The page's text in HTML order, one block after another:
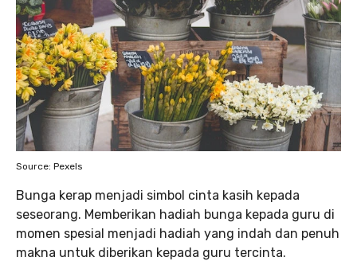
Source: Pexels
Bunga kerap menjadi simbol cinta kasih kepada
seseorang. Memberikan hadiah bunga kepada guru di
momen spesial menjadi hadiah yang indah dan penuh
makna untuk diberikan kepada guru tercinta.